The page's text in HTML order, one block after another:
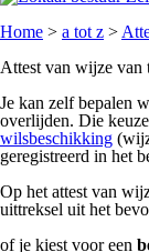
Home > a tot z >
Attest van wijze van
Je kan zelf bepalen
overlijden. Die
wilsbeschikking
geregistreerd in het
Op het attest van
uittreksel uit het
of je kiest voor een